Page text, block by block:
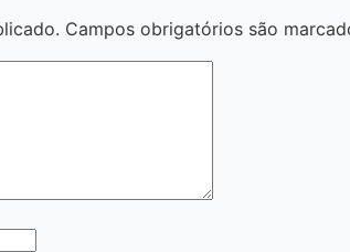
Campos obrigatórios são